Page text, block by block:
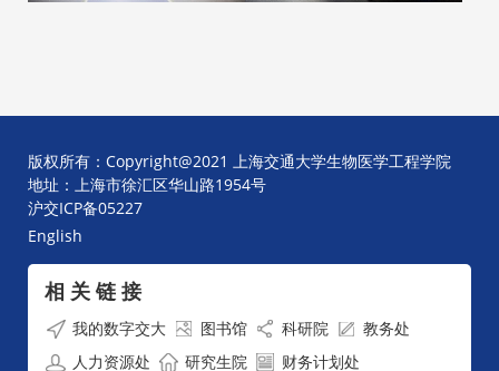
版权所有：Copyright@2021 上海交通大学生物医学工程学院
地址：上海市徐汇区华山路1954号
沪交ICP备05227
English
相 关 链 接
我的数字交大 图书馆 科研院
教务处
人力资源处
研究生院 财务计划处